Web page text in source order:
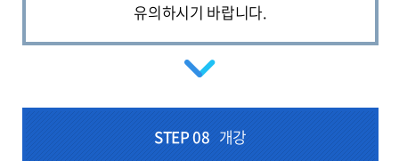
유의하시기 바랍니다.
STEP 08 개강